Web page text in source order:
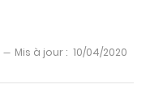
Mis à jour : 10/04/2020